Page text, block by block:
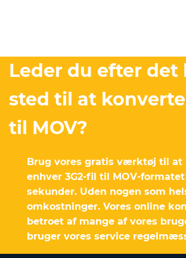
Leder du efter det
sted til at
til MOV?
Brug vores gratis værktøj til at
enhver 3G2-fil til MOV-
sekunder. Uden nogen som
omkostninger. Vores online
betroet af mange af vores
bruger vores service